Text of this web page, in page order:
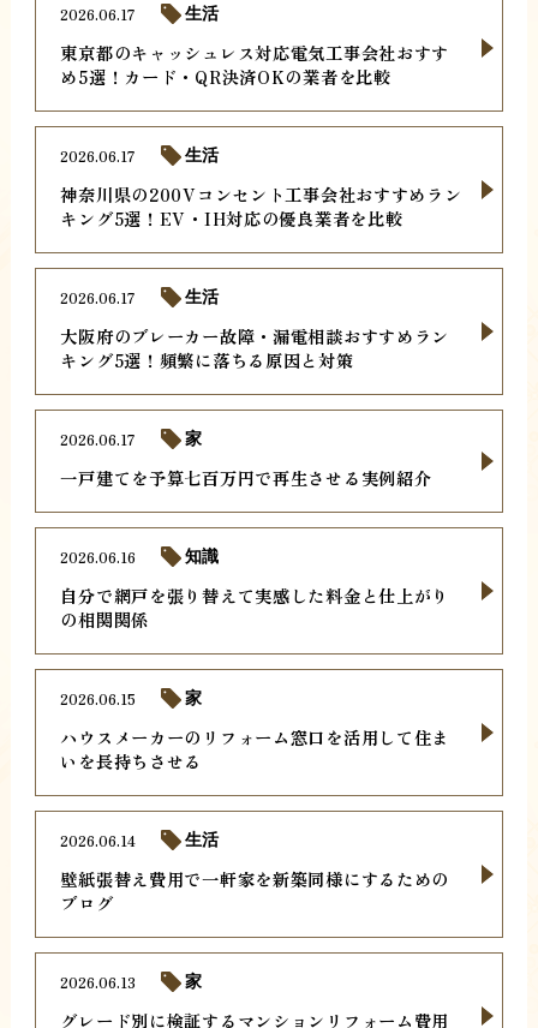
東京都のキャッシュレス対応電気工事会社おすす
め5選！カード・QR決済OKの業者を比較
2026.06.17 生活
神奈川県の200Vコンセント工事会社おすすめラン
キング5選！EV・IH対応の優良業者を比較
2026.06.17 生活
大阪府のブレーカー故障・漏電相談おすすめラン
キング5選！頻繁に落ちる原因と対策
2026.06.17 生活
一戸建てを予算七百万円で再生させる実例紹介
2026.06.17 家
自分で網戸を張り替えて実感した料金と仕上がり
の相関関係
2026.06.16 知識
ハウスメーカーのリフォーム窓口を活用して住ま
いを長持ちさせる
2026.06.15 家
壁紙張替え費用で一軒家を新築同様にするための
ブログ
2026.06.14 生活
グレード別に検証するマンションリフォーム費用
2026.06.13 家